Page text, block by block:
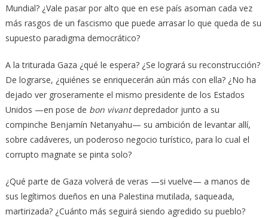
Mundial? ¿Vale pasar por alto que en ese país asoman cada vez
más rasgos de un fascismo que puede arrasar lo que queda de su
supuesto paradigma democrático?
A la triturada Gaza ¿qué le espera? ¿Se logrará su reconstrucción?
De lograrse, ¿quiénes se enriquecerán aún más con ella? ¿No ha
dejado ver groseramente el mismo presidente de los Estados
Unidos —en pose de bon vivantdepredador junto a su
compinche Benjamín Netanyahu— su ambición de levantar allí,
sobre cadáveres, un poderoso negocio turístico, para lo cual el
corrupto magnate se pinta solo?
¿Qué parte de Gaza volverá de veras —si vuelve— a manos de
sus legítimos dueños en una Palestina mutilada, saqueada,
martirizada? ¿Cuánto más seguirá siendo agredido su pueblo?